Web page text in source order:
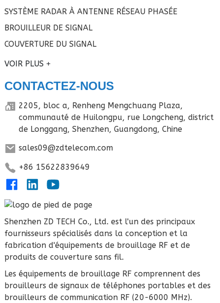
SYSTÈME RADAR À ANTENNE RÉSEAU PHASÉE
BROUILLEUR DE SIGNAL
COUVERTURE DU SIGNAL
VOIR PLUS
CONTACTEZ-NOUS
2205, bloc a, Renheng Mengchuang Plaza,
communauté de Huilongpu, rue Longcheng, district
de Longgang, Shenzhen, Guangdong, Chine
sales09@zdtelecom.com
+86 15622839649
Shenzhen ZD TECH Co., Ltd. est l'un des principaux
fournisseurs spécialisés dans la conception et la
fabrication d'équipements de brouillage RF et de
produits de couverture sans fil.
Les équipements de brouillage RF comprennent des
brouilleurs de signaux de téléphones portables et des
brouilleurs de communication RF (20-6000 MHz).